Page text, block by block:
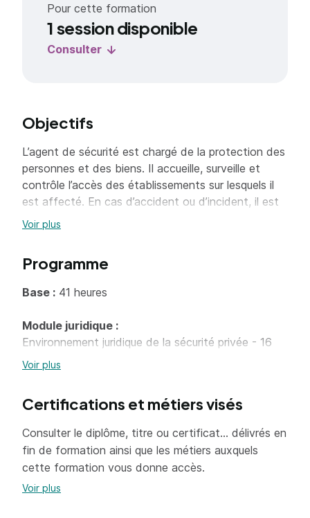
Pour cette formation
1 session disponible
Consulter
Objectifs
L’agent de sécurité est chargé de la protection des
personnes et des biens. Il accueille, surveille et
contrôle l’accès des établissements sur lesquels il
est affecté. En cas d’accident ou d’incident, il est
amené à participer aux opérations de secours après
Voir plus
Programme
Base : 41 heures
Module juridique :
Environnement juridique de la sécurité privée - 16
heures
Secourisme - 14 heures
Gestion des situations conflictuelles - 5 heures
Transmissions des consignes et informations - 6
heures
Spécialités :
Voir plus
Certifications et métiers visés
Consulter le diplôme, titre ou certificat... délivrés en
fin de formation ainsi que les métiers auxquels
cette formation vous donne accès.
Voir plus